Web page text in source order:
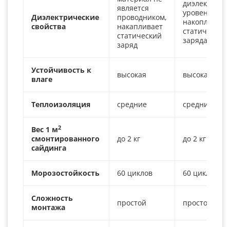
Диэлектрические
свойства
является
проводником,
накапливает
статический
заряд
диэлектрик,
уровень
накопления
статического
заряда ниже
Устойчивость к
влаге
высокая высокая
Теплоизоляция средние средние
Вес 1 м2
смонтированного
сайдинга
до 2 кг до 2 кг
Морозостойкость 60 циклов 60 циклов
Сложность
монтажа
простой простой